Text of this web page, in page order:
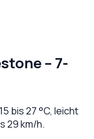
– 7-
15 bis27°C, leicht
29km/h.